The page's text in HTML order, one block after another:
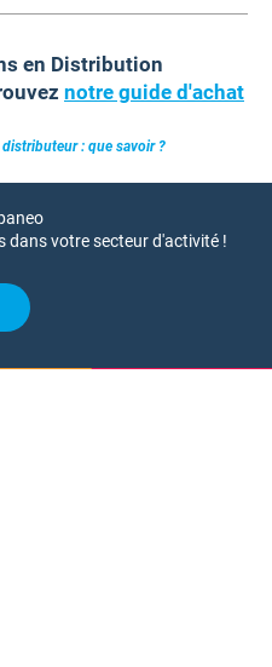
en Distribution
notre guide d'achat
: que savoir ?
dans votre secteur d'activité !